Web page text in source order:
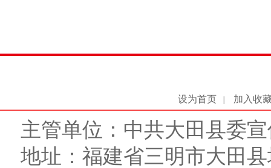
设为首页 加入收
主管单位：中共大田县委
地址：福建省三明市大田